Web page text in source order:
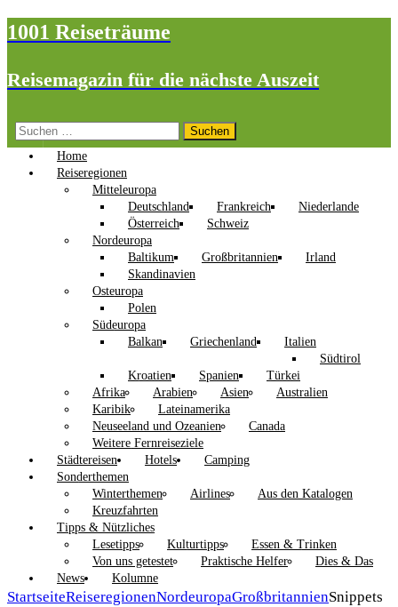
1001 Reiseträume
Reisemagazin für die nächste Auszeit
Suchen
nach:
Home
Reiseregionen
Mitteleuropa
Deutschland
Frankreich
Niederlande
Österreich
Schweiz
Nordeuropa
Baltikum
Großbritannien
Irland
Skandinavien
Osteuropa
Polen
Südeuropa
Balkan
Griechenland
Italien
Südtirol
Kroatien
Spanien
Türkei
Afrika
Arabien Asien
Australien
Karibik
Lateinamerika
Neuseeland und Ozeanien
Canada
Weitere Fernreiseziele
Städtereisen
Hotels
Camping
Sonderthemen
Winterthemen
Airlines
Aus den Katalogen
Kreuzfahrten
Tipps & Nützliches
Lesetipps
Kulturtipps
Essen & Trinken
Von uns getestet
Praktische Helfer
Dies & Das
News
Kolumne
StartseiteReiseregionenNordeuropaGroßbritannienSnippets